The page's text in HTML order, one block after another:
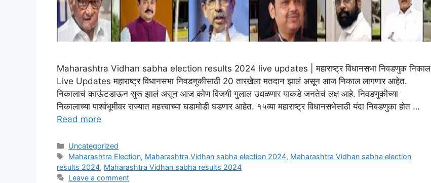
Maharashtra Vidhan sabha election results 2024 live updates | महाराष्ट्र विधानसभा निवडणुक निकाल
Live Updates महाराष्ट्र विधानसभा निवडणुकीसाठी 20 तारखेला मतदान झालं असून आज निकाल लागणार आहेत.
निकालाचं काऊंटडाऊन सुरू झालं असून आज कोण विजयी गुलाल उधळणार याकडे जनतेचं लक्ष आहे. निवडणुकीच्या
निकालाच्या पार्श्वभूमीवर राज्यात महत्त्वाच्या घडामोडी घडणार आहेत. १५व्या महाराष्ट्र विधानसभेसाठी यंदा निवडणुका होत …
Read more
Categories
Uncategorized
Tags
Maharashtra Election, Maharashtra Vidhan sabha election 2024, Maharashtra Vidhan sabha election
results 2024, Maharashtra Vidhan sabha results 2024
Leave a comment